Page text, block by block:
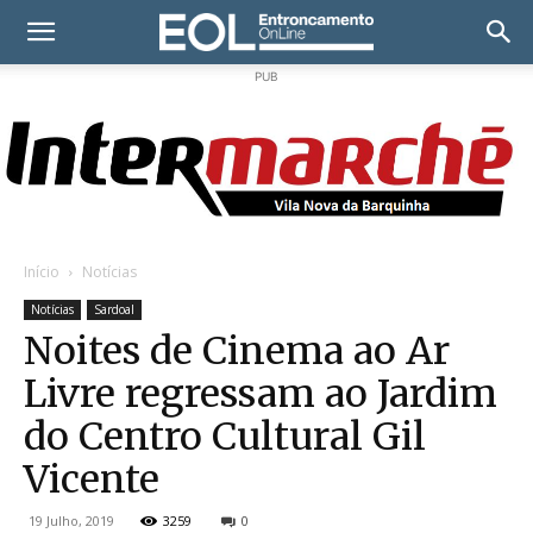
PUB
Início Notícias
Notícias Sardoal
Noites de Cinema ao Ar
Livre regressam ao Jardim
do Centro Cultural Gil
Vicente
19 Julho, 2019 3259 0